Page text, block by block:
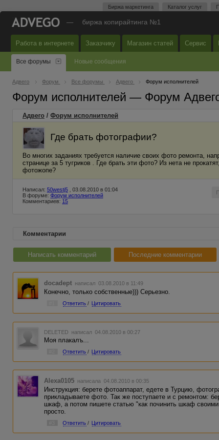
Биржа маркетинга Каталог услуг
— биржа копирайтинга №1
Работа в интернете Заказчику Магазин статей Сервис
Все форумы Новые сообщения
Адвего Форум Все форумы Адвего Форум исполнителей
Форум исполнителей — Форум
Адвего / Форум исполнителей
Где брать фотографии?
Во многих заданиях требуется наличие своих фото ремонта,
странице за 5 тугриков . Где брать эти фото? Из нета не
фотожопе?
Написал: 50westj5 , 03.08.2010 в 01:04
В форуме: Форум исполнителей
Комментариев: 15
Комментарии
Написать комментарий Последние комментарии
docadept написал 03.08.2010 в 11:49
Конечно, только собственные))) Серьезно.
Ответить / Цитировать
DELETED написал 04.08.2010 в 00:27
Моя плакалъ...
Ответить / Цитировать
Alexa0105 написала 04.08.2010 в 00:35
Инструкция: берете фотоаппарат, едете в Турцию,
прикладываете фото. Так же поступаете и с ремонтом:
шкаф, а потом пишете статью "как починить шкаф
просто.
Ответить / Цитировать